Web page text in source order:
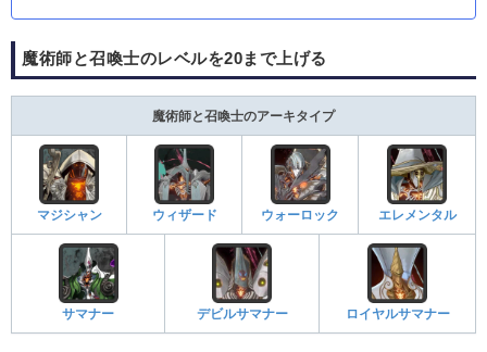
魔術師と召喚士のレベルを20まで上げる
魔術師と召喚士のアーキタイプ
マジシャン ウィザード ウォーロック エレメンタル
サマナー デビルサマナー ロイヤルサマナー